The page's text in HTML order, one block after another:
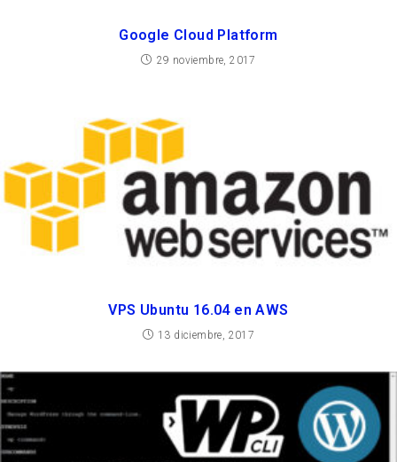
Google Cloud Platform
29 noviembre, 2017
VPS Ubuntu 16.04 en AWS
13 diciembre, 2017